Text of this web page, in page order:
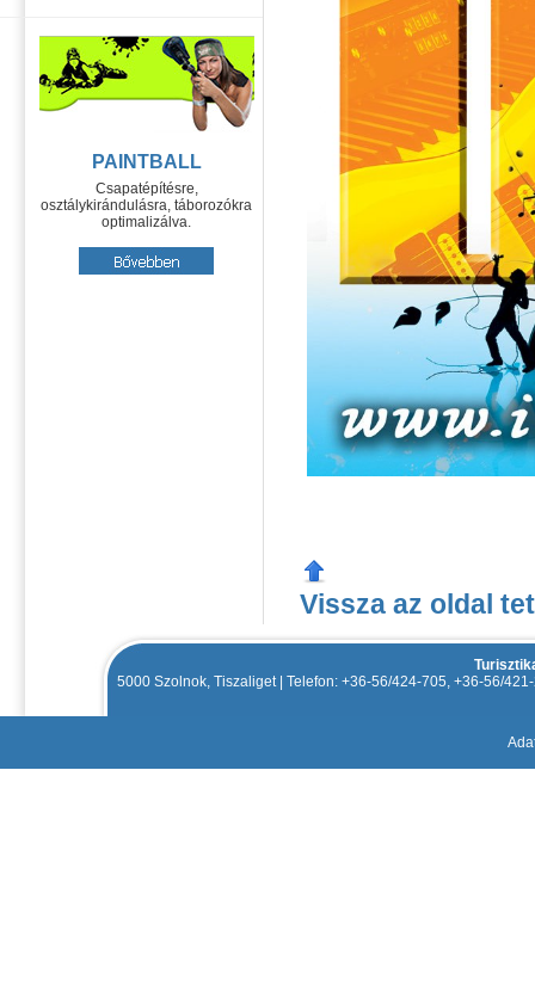
PAINTBALL
Csapatépítésre,
osztálykirándulásra, táborozókra
optimalizálva.
Vissza az oldal
5000 Szolnok, Tiszaliget | Telefon: +36-56/424-705, +36-56/